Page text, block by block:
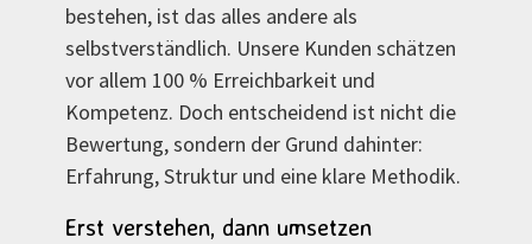
bestehen, ist das alles andere als
selbstverständlich. Unsere Kunden schätzen
vor allem 100 % Erreichbarkeit und
Kompetenz. Doch entscheidend ist nicht die
Bewertung, sondern der Grund dahinter:
Erfahrung, Struktur und eine klare Methodik.
Erst verstehen, dann umsetzen